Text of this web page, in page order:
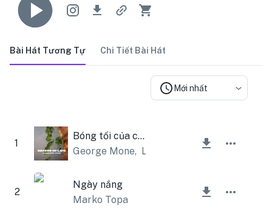
Bài Hát Tương Tự Chi Tiết Bài Hát
Mới nhất
1
Bóng tối của cuộc sống
George Mone, Lesfm
2
Ngày nắng
Marko Topa